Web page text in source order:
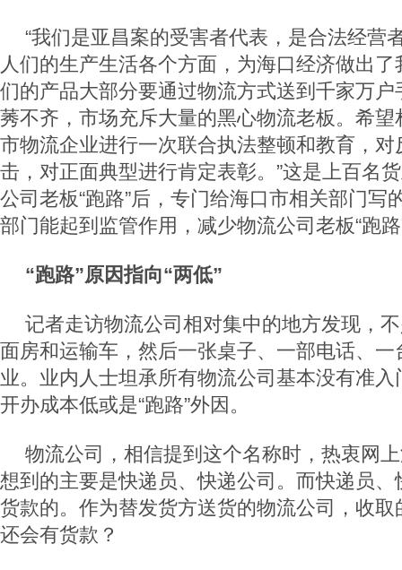
“我们是亚昌案的受害者代表，是合法经营
人们的生产生活各个方面，为海口经济做出
们的产品大部分要通过物流方式送到千家万
莠不齐，市场充斥大量的黑心物流老板。希
市物流企业进行一次联合执法整顿和教育，
击，对正面典型进行肯定表彰。”这是上百名
公司老板“跑路”后，专门给海口市相关部门写
部门能起到监管作用，减少物流公司老板“跑
“跑路”原因指向“两低”
记者走访物流公司相对集中的地方发现，
面房和运输车，然后一张桌子、一部电话、
业。业内人士坦承所有物流公司基本没有准
开办成本低或是“跑路”外因。
物流公司，相信提到这个名称时，热衷网
想到的主要是快递员、快递公司。而快递员
货款的。作为替发货方送货的物流公司，收
还会有货款？